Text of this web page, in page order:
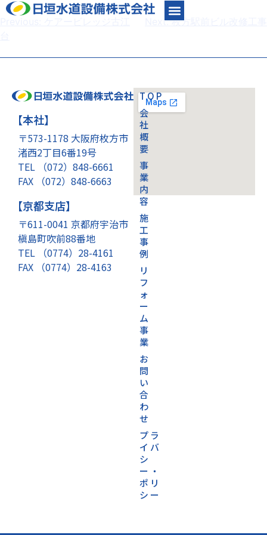
Next: 枚方駅前ビル改修工事
【本社】
〒573-1178 大阪府枚方市
渚西2丁目6番19号
TEL （072）848-6661
FAX （072）848-6663
【京都支店】
〒611-0041 京都府宇治市
槇島町吹前88番地
TEL （0774）28-4161
FAX （0774）28-4163
TOP
会
社
概
要
事
業
内
容
施
工
事
例
リ
フ
ォ
ー
ム
事
業
お
問
い
合
わ
せ
プラ
イバ
シ
ー・
ポリ
シー